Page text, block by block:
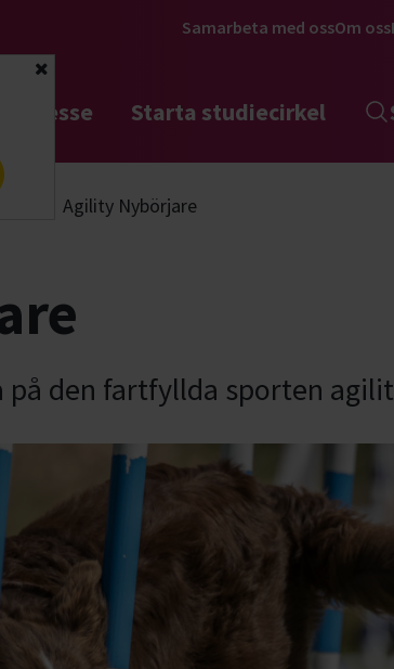
Stäng
Samarbeta med ossOm oss
Starta studiecirkel
Agility Nybörjare
på den fartfyllda sporten